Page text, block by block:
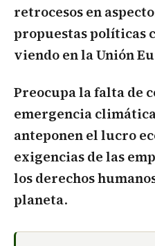
retrocesos en
propuestas políticas
viendo en la Unión
Preocupa la falta de
emergencia
anteponen el lucro
exigencias de las
los derechos
planeta.